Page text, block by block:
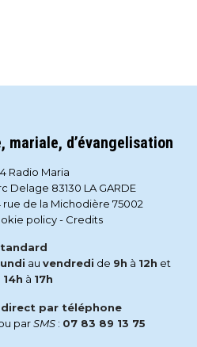
mariale, d’évangelisation
Radio Maria
Delage 83130 LA GARDE
rue de la Michodière 75002
policy- Credits
au vendredi de 9h à 12h et
14h à 17h
par téléphone
parSMS : 07 83 89 13 75